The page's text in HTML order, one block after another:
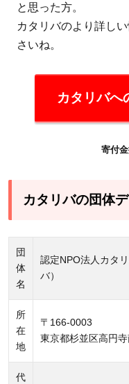
と思った方。
カタリバのより詳し
さいね。
カタリバへ
寄付
カタリバの団体
団
体
名
認定NPO法人カタ
バ）
所
在
地
〒166-0003
東京都杉並区高円
代